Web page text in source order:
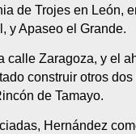
de Trojes en León,
y Apaseo el Grande.
calle Zaragoza, y el
construir otros
de Tamayo.
Hernández